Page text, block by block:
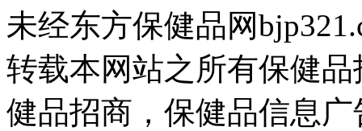
未经东方保健品网
转载本网站之所有保健
健品招商，保健品信息